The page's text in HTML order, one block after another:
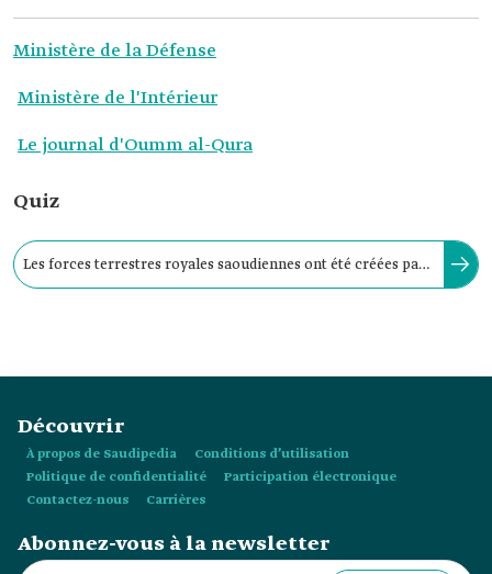
Ministère de la Défense
Ministère de l'Intérieur
Le journal d'Oumm al-Qura
Quiz
Les forces terrestres royales saoudiennes ont été créées par
Découvrir
À propos de Saudipedia
Conditions d’utilisation
Politique de confidentialité
Participation électronique
Contactez-nous
Carrières
Abonnez-vous à la newsletter